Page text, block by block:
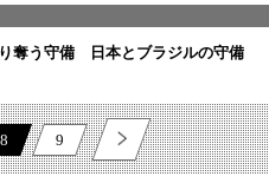
奪う守備 日本とブラジルの守備
8 9